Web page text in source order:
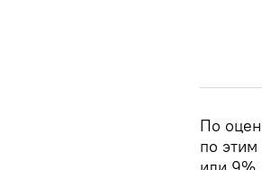
По
по